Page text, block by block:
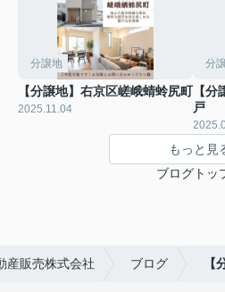
分譲地
【分譲地】右京区嵯峨蜻蛉尻町
2025.11.04
分
【分
戸
もっと見
ブログトッ
産販売株式会社 ブログ